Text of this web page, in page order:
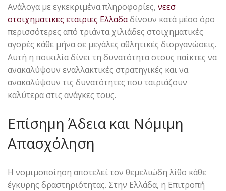
Ανάλογα με εγκεκριμένα πληροφορίες, νεεσ
στοιχηματικες εταιριες Ελλαδαδίνουν κατά μέσο όρο
περισσότερες από τριάντα χιλιάδες στοιχηματικές
αγορές κάθε μήνα σε μεγάλες αθλητικές διοργανώσεις.
Αυτή η ποικιλία δίνει τη δυνατότητα στους παίκτες να
ανακαλύψουν εναλλακτικές στρατηγικές και να
ανακαλύψουν τις δυνατότητες που ταιριάζουν
καλύτερα στις ανάγκες τους.
Επίσημη Άδεια και Νόμιμη
Απασχόληση
Η νομιμοποίηση αποτελεί τον θεμελιώδη λίθο κάθε
έγκυρης δραστηριότητας. Στην Ελλάδα, η Επιτροπή